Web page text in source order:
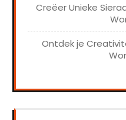
Creëer Unieke
Ontdek je